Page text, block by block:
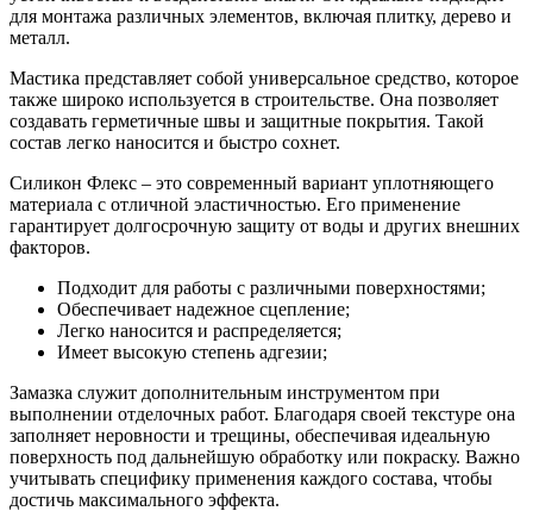
для монтажа различных элементов, включая плитку, дерево и
металл.
Мастика представляет собой универсальное средство, которое
также широко используется в строительстве. Она позволяет
создавать герметичные швы и защитные покрытия. Такой
состав легко наносится и быстро сохнет.
Силикон Флекс – это современный вариант уплотняющего
материала с отличной эластичностью. Его применение
гарантирует долгосрочную защиту от воды и других внешних
факторов.
Подходит для работы с различными поверхностями;
Обеспечивает надежное сцепление;
Легко наносится и распределяется;
Имеет высокую степень адгезии;
Замазка служит дополнительным инструментом при
выполнении отделочных работ. Благодаря своей текстуре она
заполняет неровности и трещины, обеспечивая идеальную
поверхность под дальнейшую обработку или покраску. Важно
учитывать специфику применения каждого состава, чтобы
достичь максимального эффекта.